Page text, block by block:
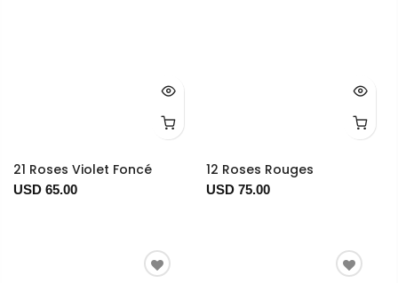
21 Roses Violet Foncé
USD 65.00
12 Roses Rouges
USD 75.00